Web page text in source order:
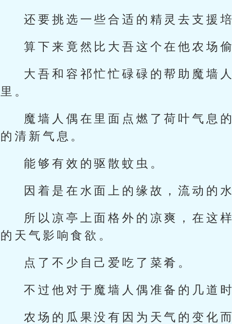
还要挑选一些合适的精灵去支援
算下来竟然比大吾这个在他农场
大吾和容祁忙忙碌碌的帮助魔墙
里。
魔墙人偶在里面点燃了荷叶气息
的清新气息。
能够有效的驱散蚊虫。
因着是在水面上的缘故，流动的
所以凉亭上面格外的凉爽，在这
的天气影响食欲。
点了不少自己爱吃了菜肴。
不过他对于魔墙人偶准备的几道
农场的瓜果没有因为天气的变化